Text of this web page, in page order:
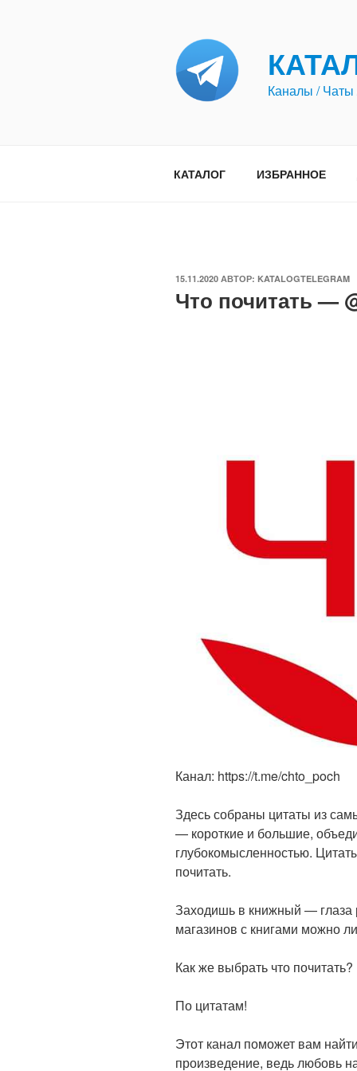
Каналы /
КАТАЛОГ ИЗБРАННОЕ
ОПУБЛИКОВАНО
15.11.2020 АВТОР: KATALOGTELEGRAM
Что почитать —
Канал: https://t.me/chto_poch
Здесь собраны цитаты из
— короткие и большие,
глубокомысленностью.
почитать.
Заходишь в книжный — глаза
магазинов с книгами можно
Как же выбрать что почитать?
По цитатам!
Этот канал поможет вам
произведение, ведь любовь